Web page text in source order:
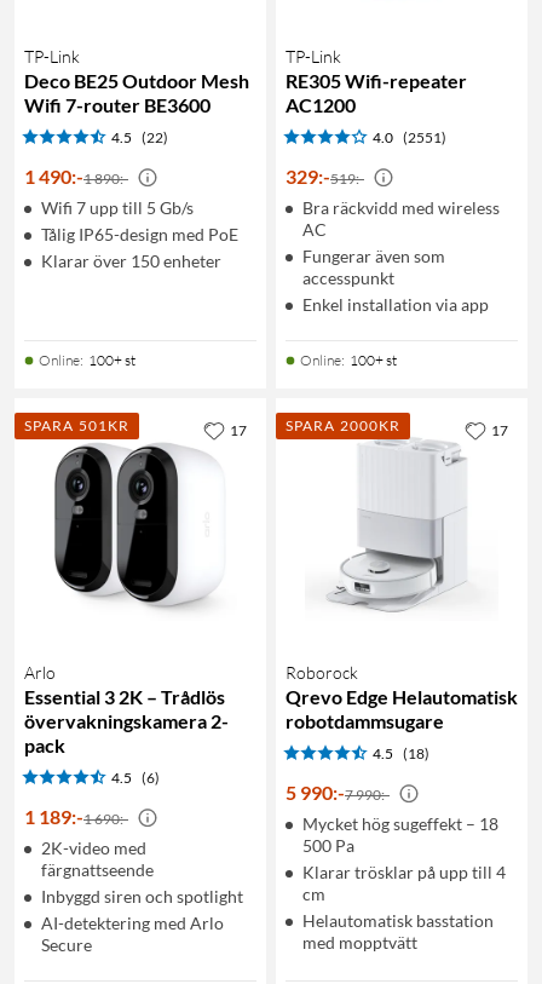
TP-Link
Deco BE25 Outdoor Mesh
Wifi 7-router BE3600
4.5 (22)
1 490:-1 890:-
Wifi 7 upp till 5 Gb/s
Tålig IP65-design med PoE
Klarar över 150 enheter
Online: 100+ st
TP-Link
RE305 Wifi-repeater
AC1200
4.0 (2551)
329:-519:-
Bra räckvidd med wireless
AC
Fungerar även som
accesspunkt
Enkel installation via app
Online: 100+ st
SPARA 501KR
Arlo
Essential 3 2K – Trådlös
övervakningskamera 2-
pack
4.5 (6)
1 189:-1 690:-
2K-video med
färgnattseende
Inbyggd siren och spotlight
AI-detektering med Arlo
Secure
17 SPARA 2000KR
Roborock
Qrevo Edge Helautomatisk
robotdammsugare
4.5 (18)
5 990:-7 990:-
Mycket hög sugeffekt – 18
500 Pa
Klarar trösklar på upp till 4
cm
Helautomatisk basstation
med mopptvätt
17